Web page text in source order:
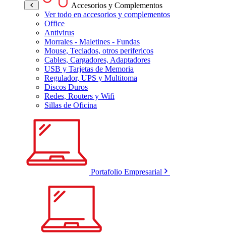
Accesorios y Complementos
Ver todo en accesorios y complementos
Office
Antivirus
Morrales - Maletines - Fundas
Mouse, Teclados, otros perifericos
Cables, Cargadores, Adaptadores
USB y Tarjetas de Memoria
Regulador, UPS y Multitoma
Discos Duros
Redes, Routers y Wifi
Sillas de Oficina
Portafolio Empresarial